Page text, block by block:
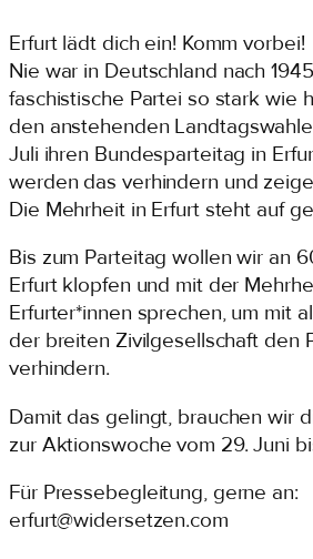
Inhalt
springen
Erfurt lädt dich ein! Komm vorbei!
Nie war in Deutschland nach
faschistische Partei so stark wie
den anstehenden
Juli ihren Bundesparteitag in
werden das verhindern und
Die Mehrheit in Erfurt steht auf
Bis zum Parteitag wollen wir an
Erfurt klopfen und mit der
Erfurter*innen sprechen, um mit
der breiten Zivilgesellschaft den
verhindern.
Damit das gelingt, brauchen wir
zur Aktionswoche vom 29. Juni
Für Pressebegleitung, gerne an:
erfurt@widersetzen.com